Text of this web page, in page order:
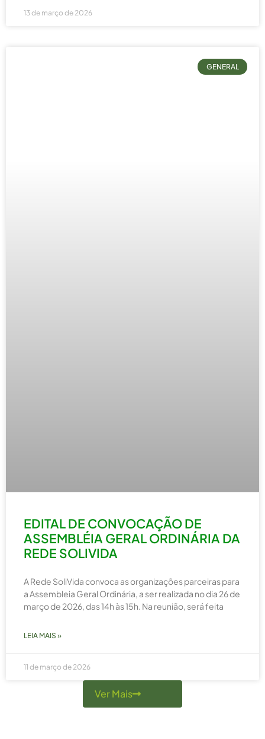
13 de março de 2026
GENERAL
EDITAL DE CONVOCAÇÃO DE
ASSEMBLÉIA GERAL ORDINÁRIA DA
REDE SOLIVIDA
A Rede SoliVida convoca as organizações parceiras para
a Assembleia Geral Ordinária, a ser realizada no dia 26 de
março de 2026, das 14h às 15h. Na reunião, será feita
LEIA MAIS »
11 de março de 2026
Ver Mais